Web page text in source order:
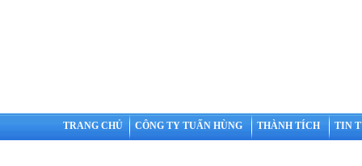
TRANG CHỦ CÔNG TY TUẤN HÙNG THÀNH TÍCH TIN